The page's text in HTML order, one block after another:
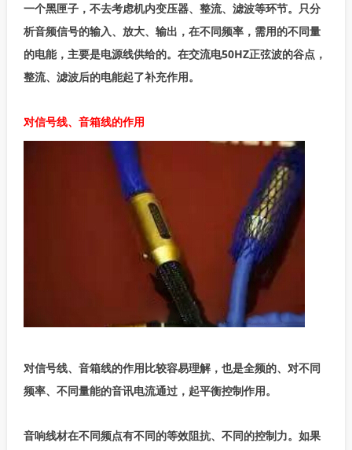
一个黑匣子，不去考虑机内变压器、整流、滤波等环节。只分
析音频信号的输入、放大、输出，在不同频率，需用的不同量
的电能，主要是电源线供给的。在交流电50HZ正弦波的谷点，
整流、滤波后的电能起了补充作用。
对信号线、音箱线的作用
对信号线、音箱线的作用比较容易理解，也是全频的、对不同
频率、不同量能的音讯电流通过，起平衡控制作用。
音响线材在不同频点有不同的等效阻抗、不同的控制力。如果